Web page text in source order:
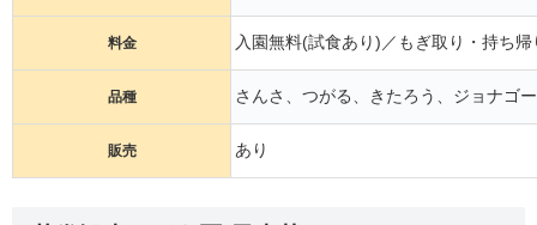
料金 入園無料(試食あり)／もぎ取り・持ち
品種 さんさ、つがる、きたろう、ジョナゴ
販売 あり